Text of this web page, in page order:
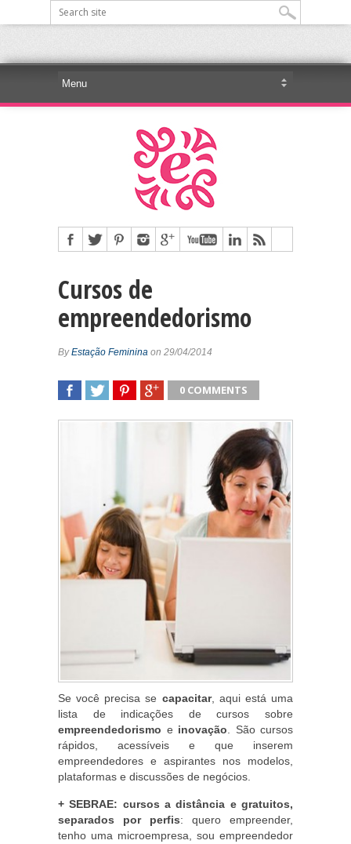
Cursos de
empreendedorismo
ByEstação Feminina on 29/04/2014
0 COMMENTS
Se você precisa se capacitar, aqui está uma
lista de indicações de cursos sobre
empreendedorismo e inovação . São cursos
rápidos, acessíveis e que inserem
empreendedores e aspirantes nos modelos,
plataformas e discussões de negócios.
+ SEBRAE: cursos a distância e gratuitos,
separados por perfis: quero empreender,
tenho uma microempresa, sou empreendedor